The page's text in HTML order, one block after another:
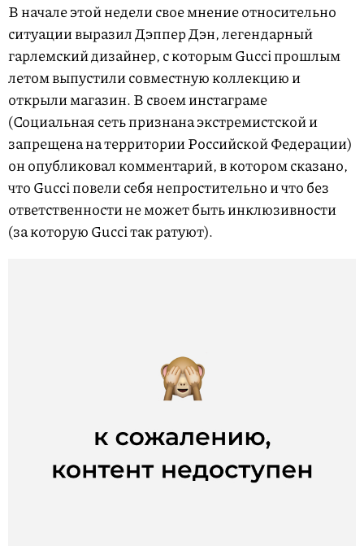
В начале этой недели свое мнение относительно
ситуации выразил Дэппер Дэн, легендарный
гарлемский дизайнер, с которым Gucci прошлым
летом выпустили совместную коллекцию и
открыли магазин. В своем инстаграме
(Социальная сеть признана экстремистской и
запрещена на территории Российской Федерации)
он опубликовал комментарий, в котором сказано,
что Gucci повели себя непростительно и что без
ответственности не может быть инклюзивности
(за которую Gucci так ратуют).